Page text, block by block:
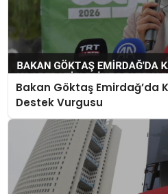
Bakan Göktaş Emirdağ’da
Destek Vurgusu